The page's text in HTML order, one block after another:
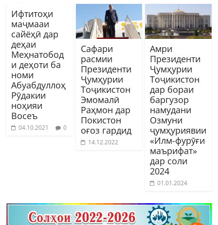
Ифтитоҳи
маҷмааи
сайëҳӣ дар
деҳаи
Меҳнатобод
и деҳоти ба
номи
Абуабдуллоҳ
Рӯдакии
ноҳияи
Восеъ
04.10.2021 0
Сафари
расмии
Президенти
Ҷумҳурии
Тоҷикистон
Эмомалӣ
Раҳмон дар
Покистон
оғоз гардид
14.12.2022
Амри
Президенти
Ҷумҳурии
Тоҷикистон
дар бораи
баргузор
намудани
Озмуни
ҷумҳуриявии
«Илм-фурӯғи
маърифат»
дар соли
2024
01.01.2024